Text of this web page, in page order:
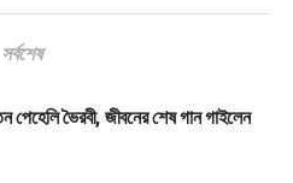
সর্বশেষ
পেহেলি ভৈরবী, জীবনের শেষ গান গাইলেন